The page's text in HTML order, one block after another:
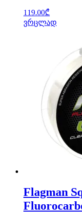
119.00₾
ვრცლად
Flagman